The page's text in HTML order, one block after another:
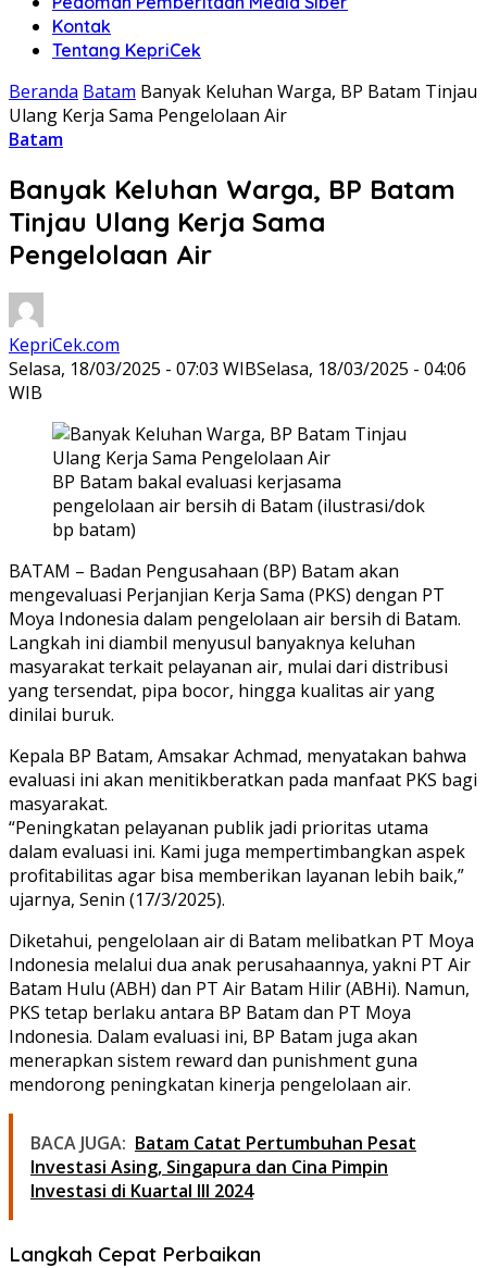
Kontak
Tentang KepriCek
Beranda Batam Banyak Keluhan Warga, BP Batam Tinjau
Ulang Kerja Sama Pengelolaan Air
Batam
Banyak Keluhan Warga, BP Batam
Tinjau Ulang Kerja Sama
Pengelolaan Air
KepriCek.com
Selasa, 18/03/2025 - 07:03 WIBSelasa, 18/03/2025 - 04:06
WIB
BP Batam bakal evaluasi kerjasama
pengelolaan air bersih di Batam (ilustrasi/dok
bp batam)
BATAM – Badan Pengusahaan (BP) Batam akan
mengevaluasi Perjanjian Kerja Sama (PKS) dengan PT
Moya Indonesia dalam pengelolaan air bersih di Batam.
Langkah ini diambil menyusul banyaknya keluhan
masyarakat terkait pelayanan air, mulai dari distribusi
yang tersendat, pipa bocor, hingga kualitas air yang
dinilai buruk.
Kepala BP Batam, Amsakar Achmad, menyatakan bahwa
evaluasi ini akan menitikberatkan pada manfaat PKS bagi
masyarakat.
“Peningkatan pelayanan publik jadi prioritas utama
dalam evaluasi ini. Kami juga mempertimbangkan aspek
profitabilitas agar bisa memberikan layanan lebih baik,”
ujarnya, Senin (17/3/2025).
Diketahui, pengelolaan air di Batam melibatkan PT Moya
Indonesia melalui dua anak perusahaannya, yakni PT Air
Batam Hulu (ABH) dan PT Air Batam Hilir (ABHi). Namun,
PKS tetap berlaku antara BP Batam dan PT Moya
Indonesia. Dalam evaluasi ini, BP Batam juga akan
menerapkan sistem reward dan punishment guna
mendorong peningkatan kinerja pengelolaan air.
BACA JUGA: Batam Catat Pertumbuhan Pesat
Investasi Asing, Singapura dan Cina Pimpin
Investasi di Kuartal III 2024
Langkah Cepat Perbaikan